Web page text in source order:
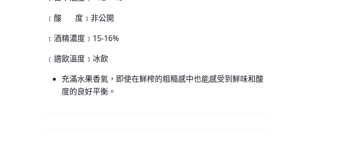
﹝酸 度﹞非公開
﹝酒精濃度﹞15-16%
﹝適飲溫度﹞冰飲
充滿水果香氣，即使在鮮榨的粗糙感中也能感受到鮮味和酸
度的良好平衡。